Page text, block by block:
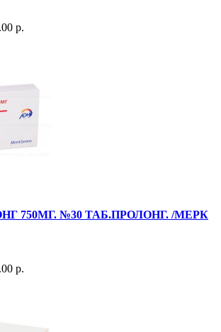
р.
750МГ. №30 ТАБ.ПРОЛОНГ. /МЕРК
р.